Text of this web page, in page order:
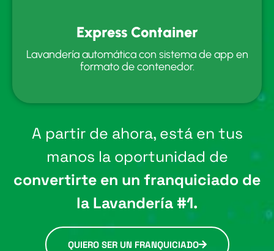
Express Container
Lavandería automática con sistema de app en
formato de contenedor.
A partir de ahora, está en tus
manos la oportunidad de
convertirte en un franquiciado de
la Lavandería #1.
QUIERO SER UN FRANQUICIADO